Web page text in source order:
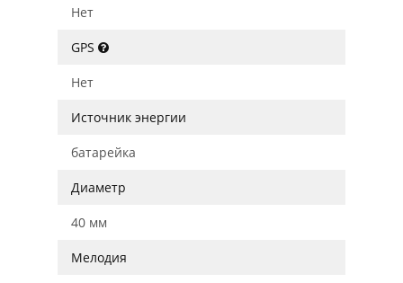
Нет
GPS
Нет
Источник энергии
батарейка
Диаметр
40 мм
Мелодия